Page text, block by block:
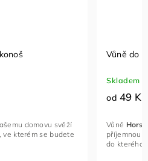
domovu svěží
kterém se budete
Vůně do
Skladem
od 49 Kč
Vůně
příjemnou
do kterého